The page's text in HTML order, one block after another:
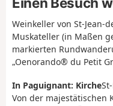
Weinkeller von St-Jean-
Muskateller (in Maßen
markierten
„Oenorando® du Petit
In Paguignant: Kirche
Von der majestätischen